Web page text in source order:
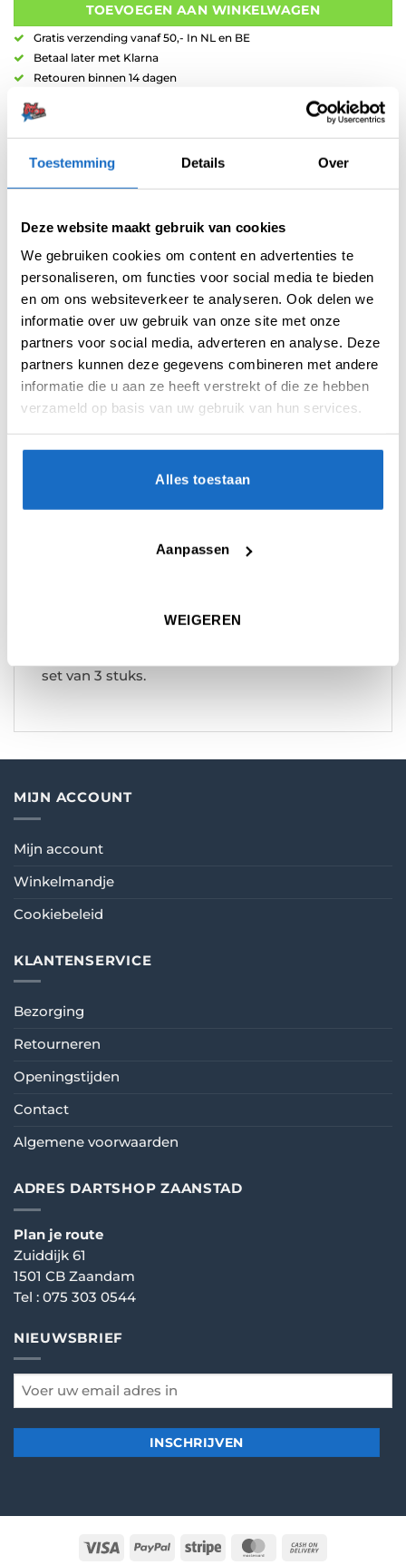
Toestemming Details Over
Deze website maakt gebruik van cookies
We gebruiken cookies om content en advertenties te
personaliseren, om functies voor social media te bieden
en om ons websiteverkeer te analyseren. Ook delen we
informatie over uw gebruik van onze site met onze
partners voor social media, adverteren en analyse. Deze
partners kunnen deze gegevens combineren met andere
informatie die u aan ze heeft verstrekt of die ze hebben
verzameld op basis van uw gebruik van hun services.
Alles toestaan
Aanpassen
WEIGEREN
TOEVOEGEN AAN WINKELWAGEN
Gratis verzending vanaf 50,- In NL en BE
Betaal later met Klarna
Retouren binnen 14 dagen
Artikelnummer:
Categorieën:100 Micron Flights Ruthless - R4X Flights
Merk:Ruthless
BESCHRIJVING
AANVULLENDE INFORMATIE
populairste flights op de markt.
set van 3 stuks.
MIJN ACCOUNT
Mijn account
Winkelmandje
Cookiebeleid
KLANTENSERVICE
Bezorging
Retourneren
Openingstijden
Contact
Algemene voorwaarden
ADRES DARTSHOP ZAANSTAD
Plan je route
Zuiddijk 61
1501 CB Zaandam
Tel : 075 303 0544
NIEUWSBRIEF
email
*
Visa PayPal Stripe MasterCard